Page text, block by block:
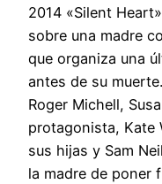
2014 «Silent
sobre una madre
que organiza una
antes de su
Roger Michell,
protagonista, Kate
sus hijas y Sam
la madre de poner